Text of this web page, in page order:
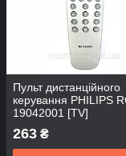
Пульт дистанційного
керування PHILIPS
19042001 [TV]
263 ₴